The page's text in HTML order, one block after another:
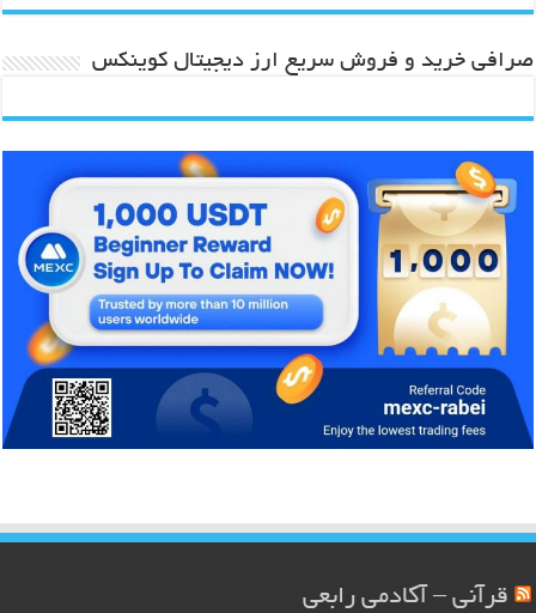
صرافی خرید و فروش سریع ارز دیجیتال کوینکس
قرآنی – آکادمی رابعی